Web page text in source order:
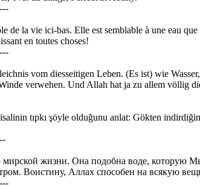
de la vie ici-bas. Elle est semblable à une eau
en toutes choses!
vom diesseitigen Leben. (Es ist) wie
verwehen. Und Allah hat ja zu allem völlig
tıpkı şöyle olduğunu anlat: Gökten
жизни. Она подобна воде, которую
Воистину, Аллах способен на всякую